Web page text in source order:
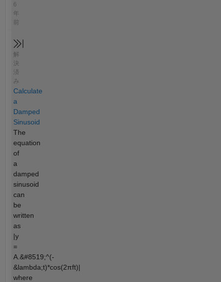
6
年
前
解
決
済
み
Calculate
a
Damped
Sinusoid
The
equation
of
a
damped
sinusoid
can
be
written
as
|y
=
A.&#8519;^(-
&lambda;t)*cos(2πft)|
where